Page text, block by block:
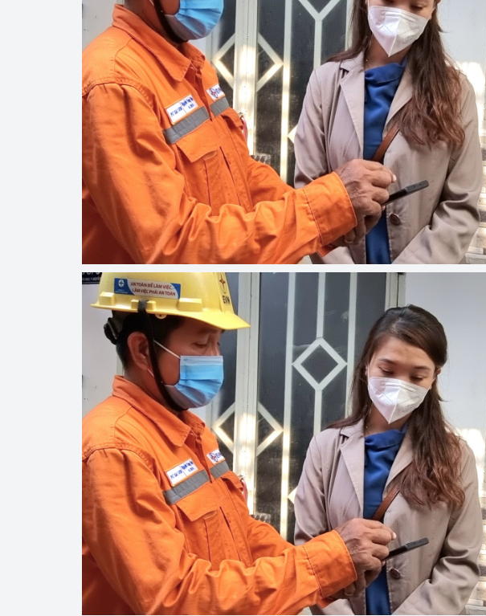
Phát triển công nghiệpCông nghiệp nền tảng
Chính sách
Sản xuất công nghiệp
Phát triển năng lượng